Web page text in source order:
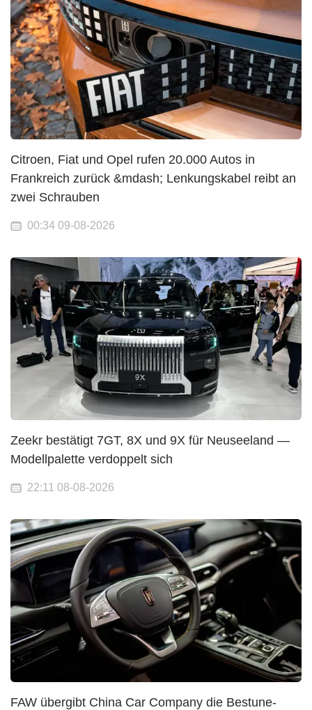
Citroen, Fiat und Opel rufen 20.000 Autos in
Frankreich zurück &mdash; Lenkungskabel reibt an
zwei Schrauben
00:34 09-08-2026
Zeekr bestätigt 7GT, 8X und 9X für Neuseeland —
Modellpalette verdoppelt sich
22:11 08-08-2026
FAW übergibt China Car Company die Bestune-